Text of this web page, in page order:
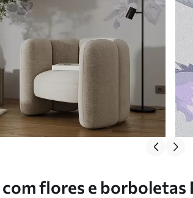
flores e borboletas